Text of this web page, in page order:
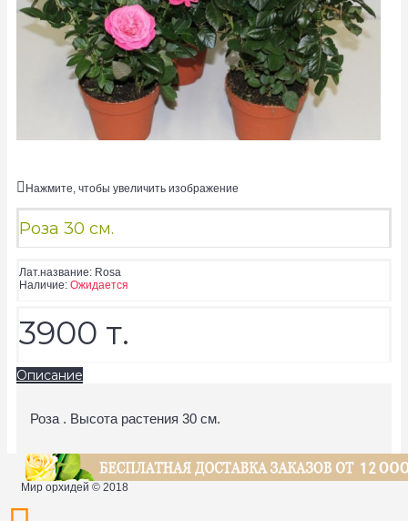
Нажмите, чтобы увеличить изображение
Роза 30 см.
Лат.название: Rosa
Наличие: Ожидается
3900 т.
Описание
Роза . Высота растения 30 см.
Мир орхидей © 2018